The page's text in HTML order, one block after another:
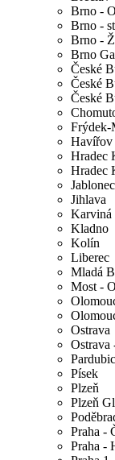
Brno -
Brno -
Brno -
Brno
České
České
České
Frýdek-
Havířov
Hradec
Hradec
Jihlava
Karviná
Kladno
Kolín
Liberec
Mladá
Most -
Ostrava
Ostrava
Písek
Plzeň
Plzeň
Praha -
Praha -